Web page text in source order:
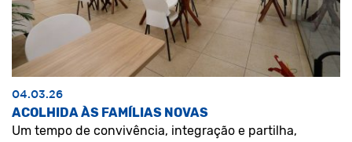
04.03.26
ACOLHIDA ÀS FAMÍLIAS NOVAS
Um tempo de convivência, integração e partilha,